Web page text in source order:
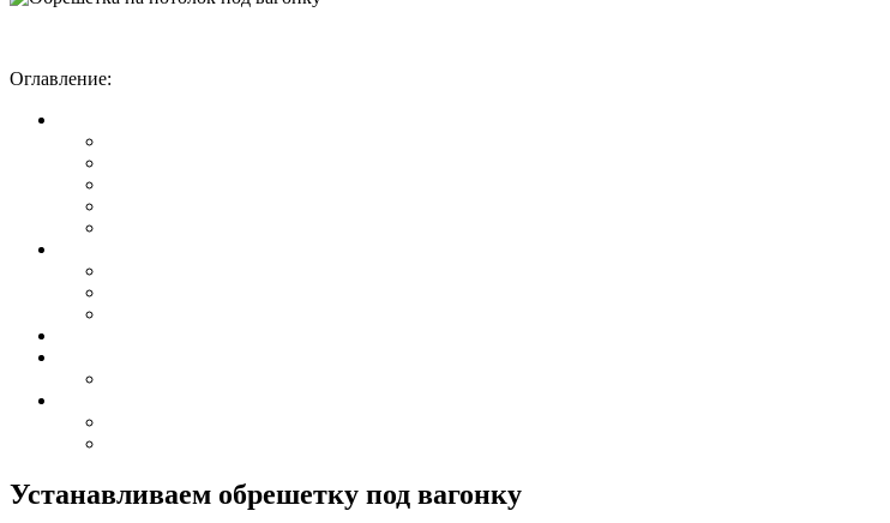
Оглавление:
Устанавливаем обрешетку под вагонку